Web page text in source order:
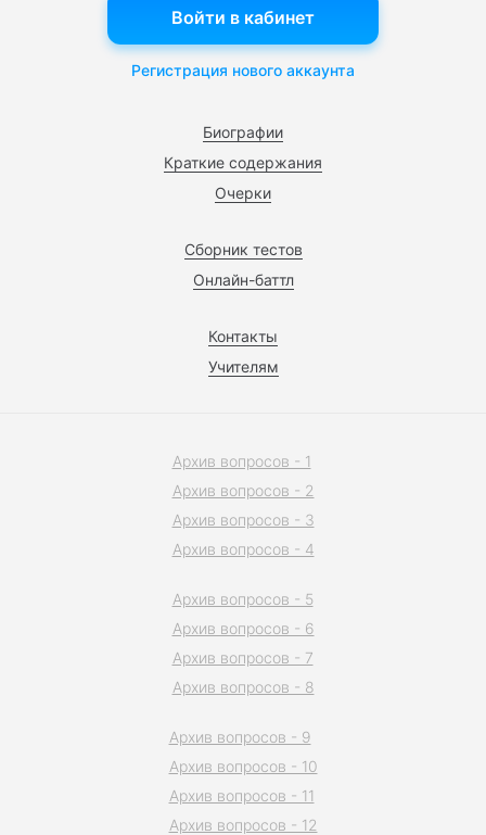
Биографии
Краткие содержания
Очерки
Сборник тестов
Онлайн-баттл
Контакты
Учителям
Войти в кабинет
Регистрация нового аккаунта
Архив вопросов - 1
Архив вопросов - 2
Архив вопросов - 3
Архив вопросов - 4
Архив вопросов - 5
Архив вопросов - 6
Архив вопросов - 7
Архив вопросов - 8
Архив вопросов - 9
Архив вопросов - 10
Архив вопросов - 11
Архив вопросов - 12